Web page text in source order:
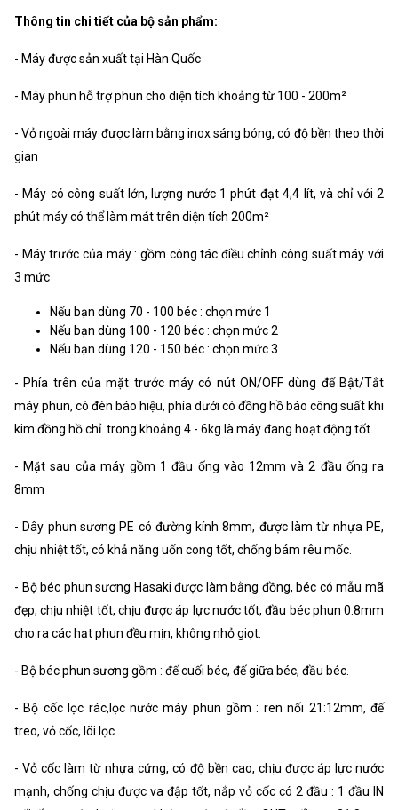
Thông tin chi tiết của bộ sản phẩm:
- Máy được sản xuất tại Hàn Quốc
- Máy phun hỗ trợ phun cho diện tích khoảng từ 100 - 200m²
- Vỏ ngoài máy được làm bằng inox sáng bóng, có độ bền theo thời
gian
- Máy có công suất lớn, lượng nước 1 phút đạt 4,4 lít, và chỉ với 2
phút máy có thể làm mát trên diện tích 200m²
- Máy trước của máy : gồm công tác điều chỉnh công suất máy với
3 mức
Nếu bạn dùng 70 - 100 béc : chọn mức 1
Nếu bạn dùng 100 - 120 béc : chọn mức 2
Nếu bạn dùng 120 - 150 béc : chọn mức 3
- Phía trên của mặt trước máy có nút ON/OFF dùng để Bật/Tắt
máy phun, có đèn báo hiệu, phía dưới có đồng hồ báo công suất khi
kim đồng hồ chỉ trong khoảng 4 - 6kg là máy đang hoạt động tốt.
- Mặt sau của máy gồm 1 đầu ống vào 12mm và 2 đầu ống ra
8mm
- Dây phun sương PE có đường kính 8mm, được làm từ nhựa PE,
chịu nhiệt tốt, có khả năng uốn cong tốt, chống bám rêu mốc.
- Bộ béc phun sương Hasaki được làm bằng đồng, béc có mẫu mã
đẹp, chịu nhiệt tốt, chịu được áp lực nước tốt, đầu béc phun 0.8mm
cho ra các hạt phun đều mịn, không nhỏ giọt.
- Bộ béc phun sương gồm : đế cuối béc, đế giữa béc, đầu béc.
- Bộ cốc lọc rác,lọc nước máy phun gồm : ren nối 21:12mm, đế
treo, vỏ cốc, lõi lọc
- Vỏ cốc làm từ nhựa cứng, có độ bền cao, chịu được áp lực nước
mạnh, chống chịu được va đập tốt, nắp vỏ cốc có 2 đầu : 1 đầu IN